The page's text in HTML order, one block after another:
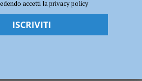
tradizione musicale delle “quattro
Festival, alla scoperta
accetti la privacy policy